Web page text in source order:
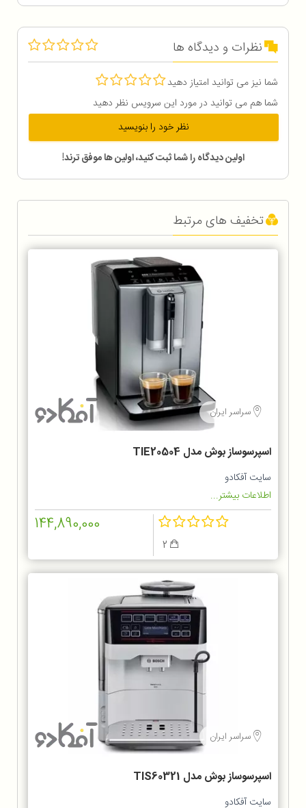
نظرات و دیدگاه ها
شما نیز می توانید امتیاز دهید
شما هم می توانید در مورد این سرویس نظر دهید
نظر خود را بنویسید
اولین دیدگاه را شما ثبت کنید، اولین ها موفق ترند!
تخفیف های مرتبط
سراسر ایران
اسپرسوساز بوش مدل TIE20504
سایت آفکادو
اطلاعات بیشتر...
144,890,000
سراسر ایران
اسپرسوساز بوش مدل TIS60321
سایت آفکادو